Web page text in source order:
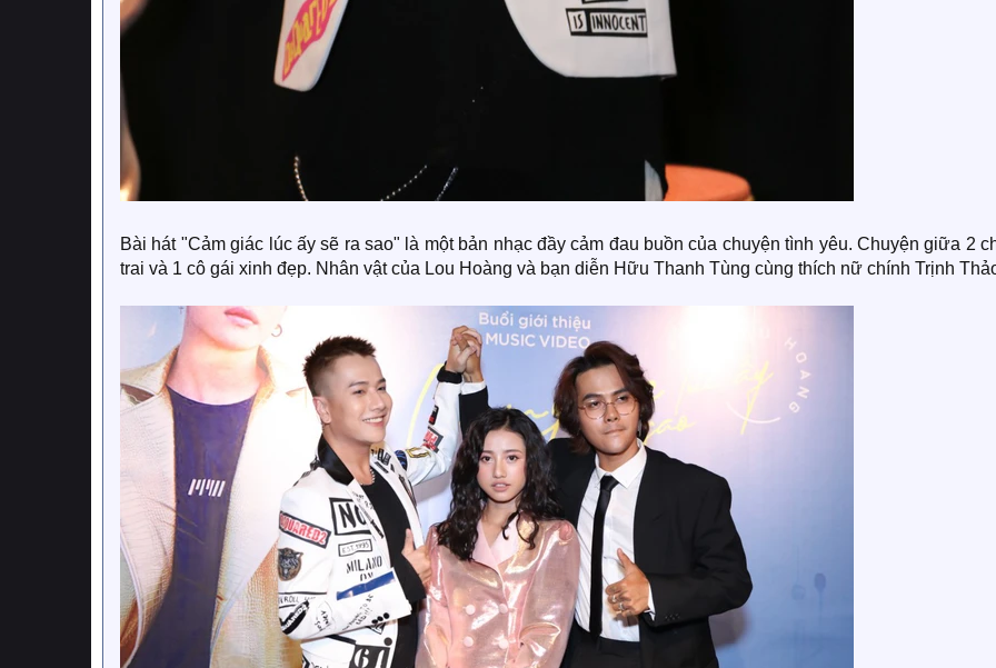
Bài hát "Cảm giác lúc ấy sẽ ra sao" là một bản nhạc đầy cảm đau buồn của chuyện tình yêu. Chuyện giữa 2
trai và 1 cô gái xinh đẹp. Nhân vật của Lou Hoàng và bạn diễn Hữu Thanh Tùng cùng thích nữ chính Trịnh